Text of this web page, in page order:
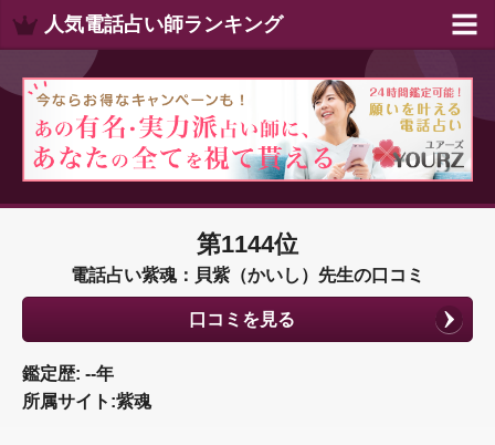
人気電話占い師ランキング
第1144位
電話占い紫魂：貝紫（かいし）先生の口コミ
口コミを見る
鑑定歴: --年
所属サイト:紫魂